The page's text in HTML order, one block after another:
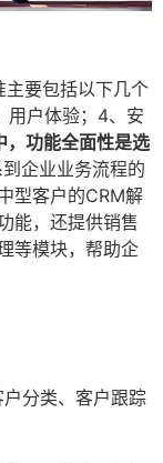
主要包括以下几个
用户体验；4、安
，功能全面性是选
企业业务流程的
型客户的CRM解
能，还提供销售
等模块，帮助企
分类、客户跟踪